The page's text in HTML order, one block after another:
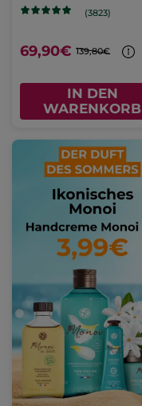
(3823)
69,90€ 139,80€
IN DEN
WARENKORB